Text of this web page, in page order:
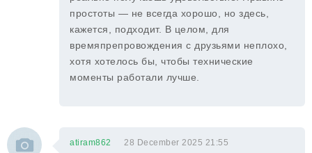
простоты — не всегда хорошо, но здесь,
кажется, подходит. В целом, для
времяпрепровождения с друзьями неплохо,
хотя хотелось бы, чтобы технические
моменты работали лучше.
atiram862 28 December 2025 21:55